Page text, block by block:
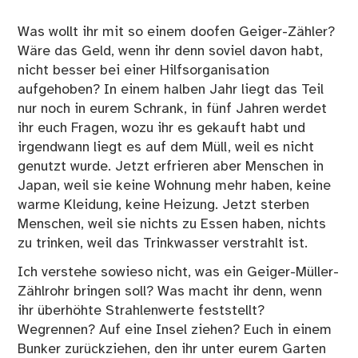
Was wollt ihr mit so einem doofen Geiger-Zähler?
Wäre das Geld, wenn ihr denn soviel davon habt,
nicht besser bei einer Hilfsorganisation
aufgehoben? In einem halben Jahr liegt das Teil
nur noch in eurem Schrank, in fünf Jahren werdet
ihr euch Fragen, wozu ihr es gekauft habt und
irgendwann liegt es auf dem Müll, weil es nicht
genutzt wurde. Jetzt erfrieren aber Menschen in
Japan, weil sie keine Wohnung mehr haben, keine
warme Kleidung, keine Heizung. Jetzt sterben
Menschen, weil sie nichts zu Essen haben, nichts
zu trinken, weil das Trinkwasser verstrahlt ist.
Ich verstehe sowieso nicht, was ein Geiger-Müller-
Zählrohr bringen soll? Was macht ihr denn, wenn
ihr überhöhte Strahlenwerte feststellt?
Wegrennen? Auf eine Insel ziehen? Euch in einem
Bunker zurückziehen, den ihr unter eurem Garten